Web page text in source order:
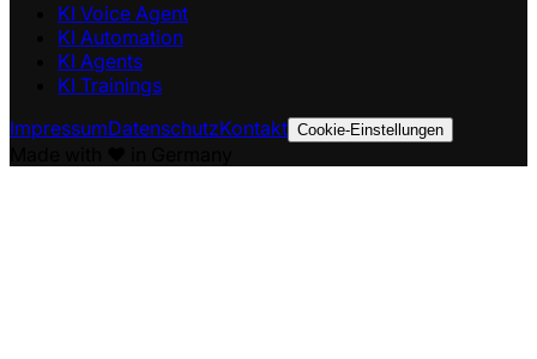
KI Voice Agent
KI Automation
KI Agents
KI Trainings
ImpressumDatenschutzKontakt Cookie-Einstellungen